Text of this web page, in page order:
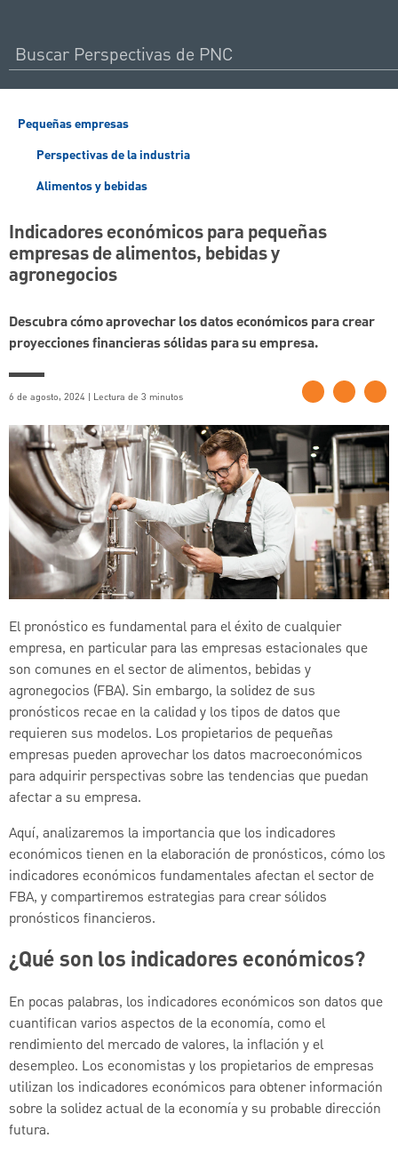
Pequeñas empresas
Perspectivas de la industria
Alimentos y bebidas
Indicadores económicos para pequeñas
empresas de alimentos, bebidas y
agronegocios
Descubra cómo aprovechar los datos económicos para crear
proyecciones financieras sólidas para su empresa.
6 de agosto, 2024 | Lectura de 3 minutos
El pronóstico es fundamental para el éxito de cualquier
empresa, en particular para las empresas estacionales que
son comunes en el sector de alimentos, bebidas y
agronegocios (FBA). Sin embargo, la solidez de sus
pronósticos recae en la calidad y los tipos de datos que
requieren sus modelos. Los propietarios de pequeñas
empresas pueden aprovechar los datos macroeconómicos
para adquirir perspectivas sobre las tendencias que puedan
afectar a su empresa.
Aquí, analizaremos la importancia que los indicadores
económicos tienen en la elaboración de pronósticos, cómo los
indicadores económicos fundamentales afectan el sector de
FBA, y compartiremos estrategias para crear sólidos
pronósticos financieros.
¿Qué son los indicadores económicos?
En pocas palabras, los indicadores económicos son datos que
cuantifican varios aspectos de la economía, como el
rendimiento del mercado de valores, la inflación y el
desempleo. Los economistas y los propietarios de empresas
utilizan los indicadores económicos para obtener información
sobre la solidez actual de la economía y su probable dirección
futura.